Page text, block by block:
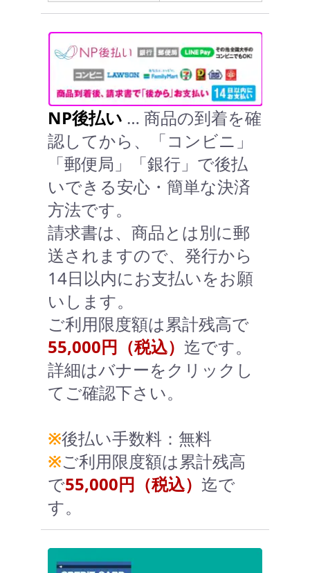
NP後払い … 商品の到着を確
認してから、「コンビニ」
「郵便局」「銀行」で後払
いできる安心・簡単な決済
方法です。
請求書は、商品とは別に郵
送されますので、発行から
14日以内にお支払いをお願
いします。
ご利用限度額は累計残高で
55,000円（税込） 迄です。
詳細はバナーをクリックし
てご確認下さい。
※後払い手数料：無料
※ご利用限度額は累計残高
で55,000円（税込） 迄で
す。